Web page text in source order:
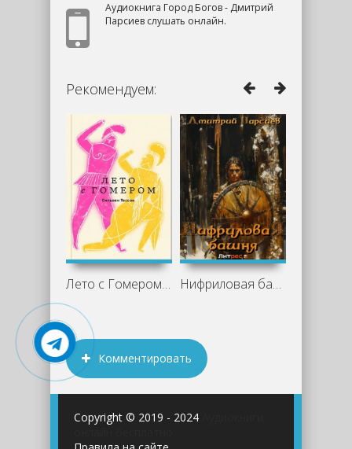
Аудиокнига Город Богов - Дмитрий
Парсиев слушать онлайн.
Рекомендуем:
Лето с Гомером - Сильвен Тессон Нифриловая башня - Дмитрий Парсиев
Комментировать
Copyright © 2019 - 2024